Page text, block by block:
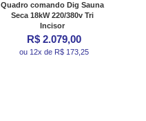
Quadro comando Dig Sauna
Seca 18kW 220/380v Tri
Incisor
R$ 2.079,00
ou 12x de R$ 173,25